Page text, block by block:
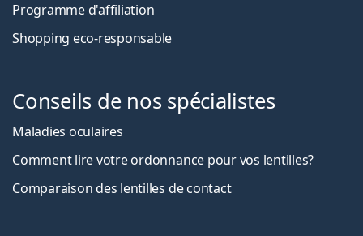
Programme d'affiliation
Shopping eco-responsable
Conseils de nos spécialistes
Maladies oculaires
Comment lire votre ordonnance pour vos lentilles?
Comparaison des lentilles de contact